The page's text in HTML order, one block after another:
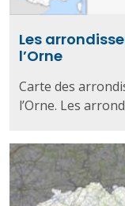
Les
l’Orne
Carte des
l’Orne. Les